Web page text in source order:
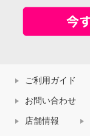
ご利用ガイド
お問い合わせ
店舗情報